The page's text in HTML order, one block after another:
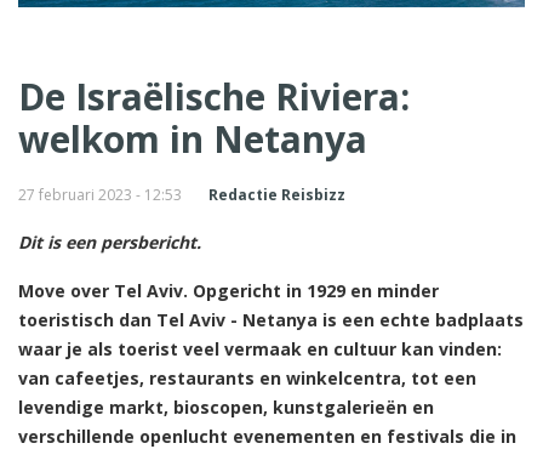
De Israëlische Riviera:
welkom in Netanya
27 februari 2023 - 12:53 Redactie Reisbizz
Dit is een persbericht.
Move over Tel Aviv. Opgericht in 1929 en minder
toeristisch dan Tel Aviv - Netanya is een echte badplaats
waar je als toerist veel vermaak en cultuur kan vinden:
van cafeetjes, restaurants en winkelcentra, tot een
levendige markt, bioscopen, kunstgalerieën en
verschillende openlucht evenementen en festivals die in